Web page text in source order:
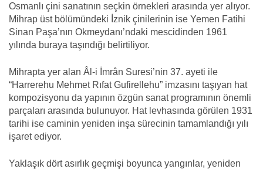
Osmanlı çini sanatının seçkin örnekleri arasında yer alıyor.
Mihrap üst bölümündeki İznik çinilerinin ise Yemen Fatihi
Sinan Paşa’nın Okmeydanı’ndaki mescidinden 1961
yılında buraya taşındığı belirtiliyor.
Mihrapta yer alan Âl-i İmrân Suresi’nin 37. ayeti ile
“Harrerehu Mehmet Rıfat Gufirellehu” imzasını taşıyan hat
kompozisyonu da yapının özgün sanat programının önemli
parçaları arasında bulunuyor. Hat levhasında görülen 1931
tarihi ise caminin yeniden inşa sürecinin tamamlandığı yılı
işaret ediyor.
Yaklaşık dört asırlık geçmişi boyunca yangınlar, yeniden